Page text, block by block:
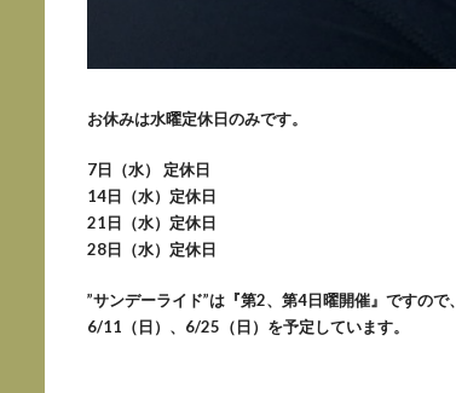
お休みは水曜定休日のみです。
7日 （水） 定休日
14日（水）定休日
21日（水）定休日
28日（水）定休日
”サンデーライド”は『第2、第4日曜開催』ですので、
6/11（日）、6/25（日）を予定しています。